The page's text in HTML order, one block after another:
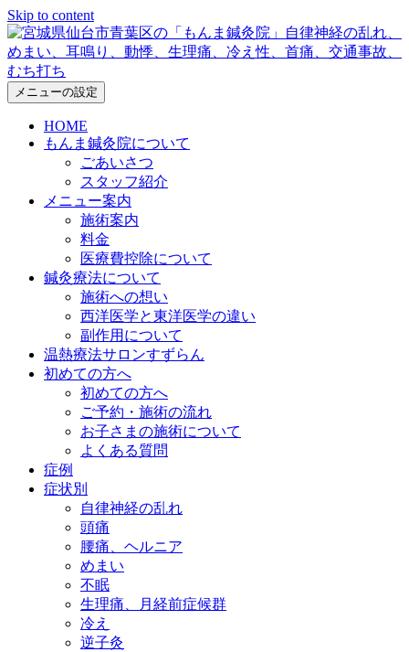
Skip to content
メニューの設定
HOME
もんま鍼灸院について
ごあいさつ
スタッフ紹介
メニュー案内
施術案内
料金
医療費控除について
鍼灸療法について
施術への想い
西洋医学と東洋医学の違い
副作用について
温熱療法サロンすずらん
初めての方へ
初めての方へ
ご予約・施術の流れ
お子さまの施術について
よくある質問
症例
症状別
自律神経の乱れ
頭痛
腰痛、ヘルニア
めまい
不眠
生理痛、月経前症候群
冷え
逆子灸